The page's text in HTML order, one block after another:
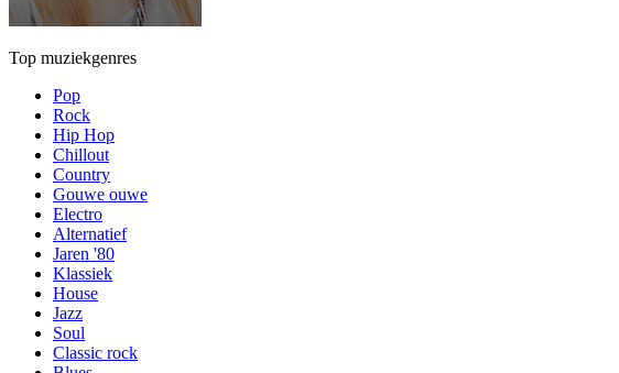
Top muziekgenres
Pop
Rock
Hip Hop
Chillout
Country
Gouwe ouwe
Electro
Alternatief
Jaren '80
Klassiek
House
Jazz
Soul
Classic rock